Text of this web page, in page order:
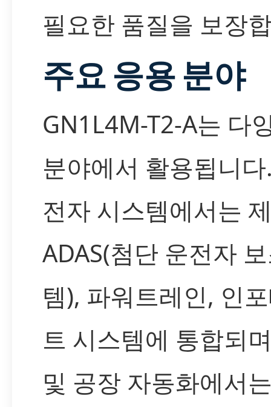
필요한 품질을 보장
주요 응용 분야
GN1L4M-T2-A는 다
분야에서 활용됩니
전자 시스템에서는
ADAS(첨단 운전자
템), 파워트레인, 인
트 시스템에 통합되
및 공장 자동화에서